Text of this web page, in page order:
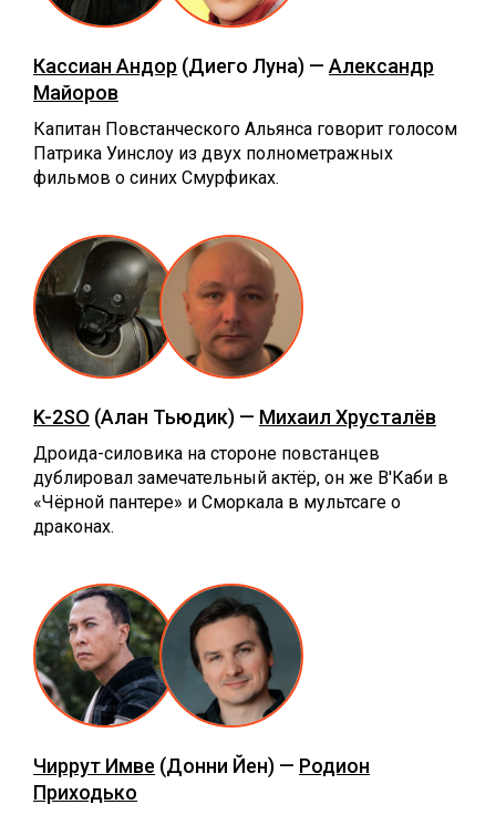
Кассиан Андор (Диего Луна) — Александр
Майоров
Капитан Повстанческого Альянса говорит голосом
Патрика Уинслоу из двух полнометражных
фильмов о синих Смурфиках.
K-2SO (Алан Тьюдик) — Михаил Хрусталёв
Дроида-силовика на стороне повстанцев
дублировал замечательный актёр, он же В'Каби в
«‎Чёрной пантере» и Сморкала в мультсаге о
драконах.
Чиррут Имве (Донни Йен) — Родион
Приходько